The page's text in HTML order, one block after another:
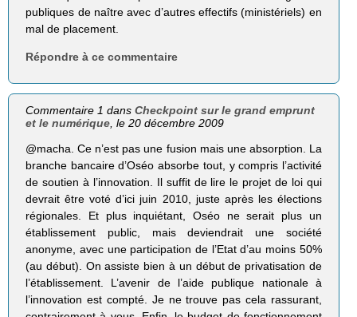
publiques de naître avec d’autres effectifs (ministériels) en
mal de placement.
Répondre à ce commentaire
Commentaire 1 dansCheckpoint sur le grand emprunt
et le numérique , le 20 décembre 2009
@macha. Ce n’est pas une fusion mais une absorption. La
branche bancaire d’Oséo absorbe tout, y compris l’activité
de soutien à l’innovation. Il suffit de lire le projet de loi qui
devrait être voté d’ici juin 2010, juste après les élections
régionales. Et plus inquiétant, Oséo ne serait plus un
établissement public, mais deviendrait une société
anonyme, avec une participation de l’Etat d’au moins 50%
(au début). On assiste bien à un début de privatisation de
l’établissement. L’avenir de l’aide publique nationale à
l’innovation est compté. Je ne trouve pas cela rassurant,